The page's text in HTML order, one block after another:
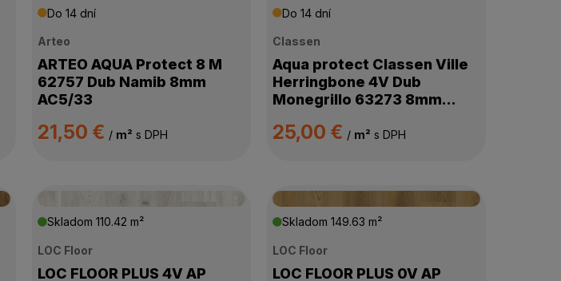
Do 14 dní
Arteo
ARTEO AQUA Protect 8 M
62757 Dub Namib 8mm
AC5/33
21,50 € / m² s DPH
Do 14 dní
Classen
Aqua protect Classen Ville
Herringbone 4V Dub
Monegrillo 63273 8mm
25,00 € / m² s DPH
Skladom 110.42 m²
LOC Floor
LOC FLOOR PLUS 4V AP
Skladom 149.63 m²
LOC Floor
LOC FLOOR PLUS 0V AP